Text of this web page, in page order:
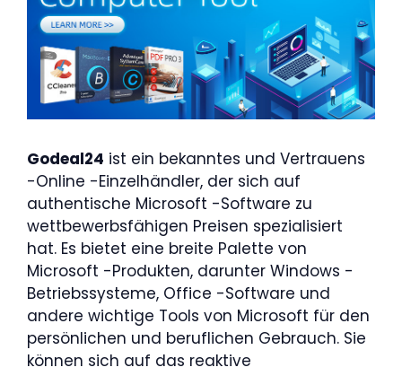
Godeal24 ist ein bekanntes und Vertrauens
-Online -Einzelhändler, der sich auf
authentische Microsoft -Software zu
wettbewerbsfähigen Preisen spezialisiert
hat. Es bietet eine breite Palette von
Microsoft -Produkten, darunter Windows -
Betriebssysteme, Office -Software und
andere wichtige Tools von Microsoft für den
persönlichen und beruflichen Gebrauch. Sie
können sich auf das reaktive